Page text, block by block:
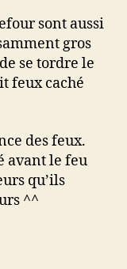
sont aussi
gros
se tordre le
feux caché
des feux.
avant le feu
qu’ils
^^